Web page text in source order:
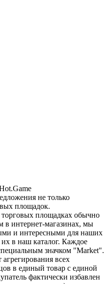
не только
площадок.
площадках обычно
в интернет-магазинах, мы
и интересными для наших
в наш каталог. Каждое
значком "Market".
всех
в единый товар с единой
фактически избавлен